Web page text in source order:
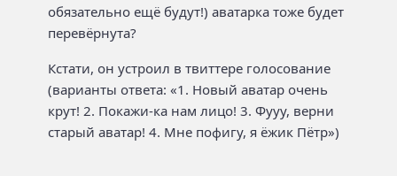
обязательно ещё будут!) аватарка тоже будет
перевёрнута?
Кстати, он устроил в твиттере голосование
(варианты ответа: «1. Новый аватар очень
крут! 2. Покажи-ка нам лицо! 3. Фууу, верни
старый аватар! 4. Мне пофигу, я ёжик Пётр»)